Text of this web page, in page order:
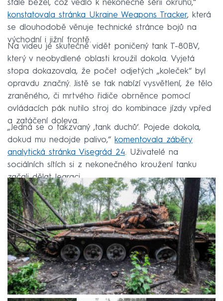
stále běžel, což vedlo k nekonečné sérii okruhů,“
konstatovala stránka Ukraine Weapons Tracker, která
se dlouhodobě věnuje technické stránce bojů na
východní i jižní frontě.
Na videu je skutečně vidět poničený tank T-80BV,
který v neobydlené oblasti kroužil dokola. Vyjetá
stopa dokazovala, že počet odjetých „koleček“ byl
opravdu značný. Jistě se tak nabízí vysvětlení, že tělo
zraněného, či mrtvého řidiče obrněnce pomocí
ovládacích pák nutilo stroj do kombinace jízdy vpřed
a zatáčení doleva.
„Jedná se o takzvaný ‚tank duchů‘. Pojede dokola,
dokud mu nedojde palivo,“ komentovala záběry
analytická stránka Visegrád 24. Uživatelé na
sociálních sítích si z nekonečného kroužení tanku
začali dělat legraci.